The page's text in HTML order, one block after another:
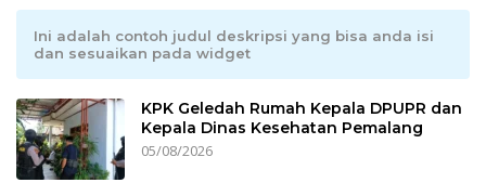
Ini adalah contoh judul deskripsi yang bisa anda isi
dan sesuaikan pada widget
KPK Geledah Rumah Kepala DPUPR dan
Kepala Dinas Kesehatan Pemalang
05/08/2026